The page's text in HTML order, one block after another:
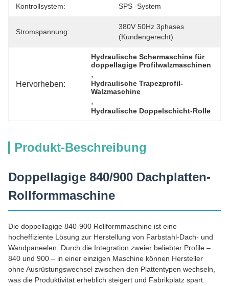
Kontrollsystem: SPS -System
Stromspannung:
380V 50Hz 3phases
(kundengerecht)
Hervorheben:
Hydraulische Schermaschine für
doppellagige Profilwalzmaschinen
,
Hydraulische Trapezprofil-
Walzmaschine
,
Hydraulische Doppelschicht-Rolle
Produkt-Beschreibung
Doppellagige 840/900 Dachplatten-
Rollformmaschine
Die doppellagige 840-900 Rollformmaschine ist eine
hocheffiziente Lösung zur Herstellung von Farbstahl-Dach- und
Wandpaneelen. Durch die Integration zweier beliebter Profile –
840 und 900 – in einer einzigen Maschine können Hersteller
ohne Ausrüstungswechsel zwischen den Plattentypen wechseln,
was die Produktivität erheblich steigert und Fabrikplatz spart.